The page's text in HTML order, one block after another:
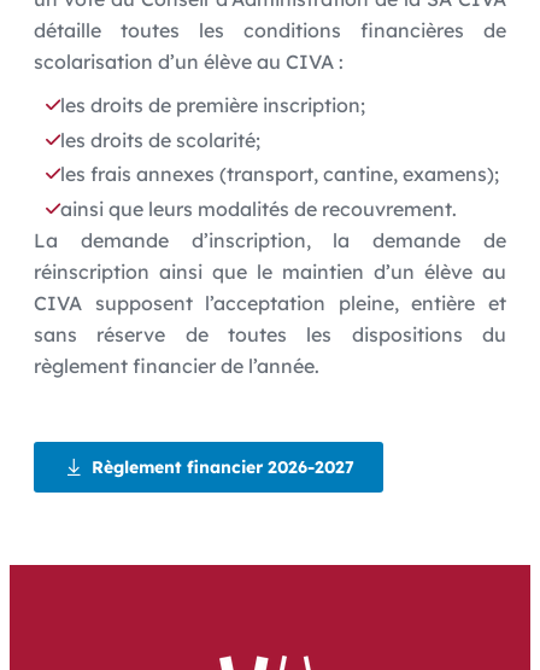
détaille toutes les conditions financières de
scolarisation d’un élève au CIVA :
les droits de première inscription;
les droits de scolarité;
les frais annexes (transport, cantine, examens);
ainsi que leurs modalités de recouvrement.
La demande d’inscription, la demande de
réinscription ainsi que le maintien d’un élève au
CIVA supposent l’acceptation pleine, entière et
sans réserve de toutes les dispositions du
règlement financier de l’année.
Règlement financier 2026-2027